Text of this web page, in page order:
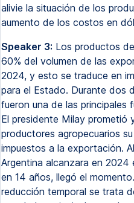
alivie la situación de los
aumento de los costos en
Speaker 3: Los productos
60% del volumen de las
2024, y esto se traduce en
para el Estado. Durante dos
fueron una de las principales
El presidente Milay prometió
productores agropecuarios
impuestos a la exportación.
Argentina alcanzara en 2024
en 14 años, llegó el
reducción temporal se trata